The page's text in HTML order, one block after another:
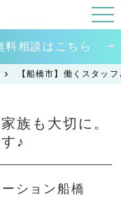
料相談はこちら
【船橋市】働くスタッ
族も大切に。
♪
ション船橋